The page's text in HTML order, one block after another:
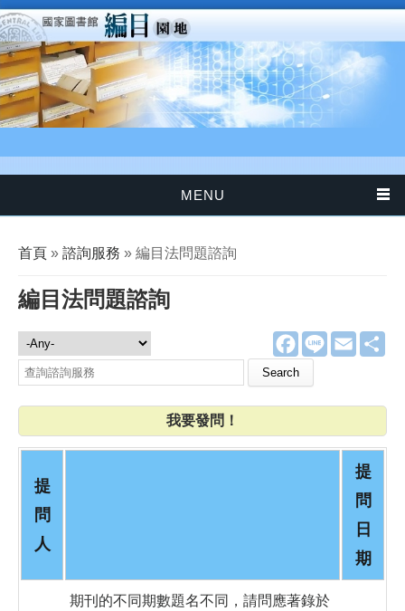
移至主內容
MENU
您在這裡
首頁 » 諮詢服務 » 編目法問題諮詢
編目法問題諮詢
F
a
e
o
k
L
E
m
諮詢服務
Search this site
我要發問！
提
問
人
提
問
日
期
期刊的不同期數題名不同，請問應著錄於